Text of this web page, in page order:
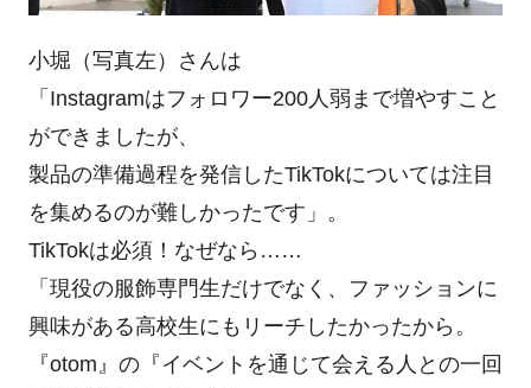
小堀（写真左）さんは
「Instagramはフォロワー200人弱まで増やすこと
ができましたが、
製品の準備過程を発信したTikTokについては注目
を集めるのが難しかったです」。
TikTokは必須！なぜなら……
「現役の服飾専門生だけでなく、ファッションに
興味がある高校生にもリーチしたかったから。
『otom』の『イベントを通じて会える人との一回